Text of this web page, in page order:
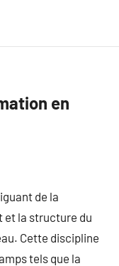
en
de la
et la structure du
Cette discipline
tels que la